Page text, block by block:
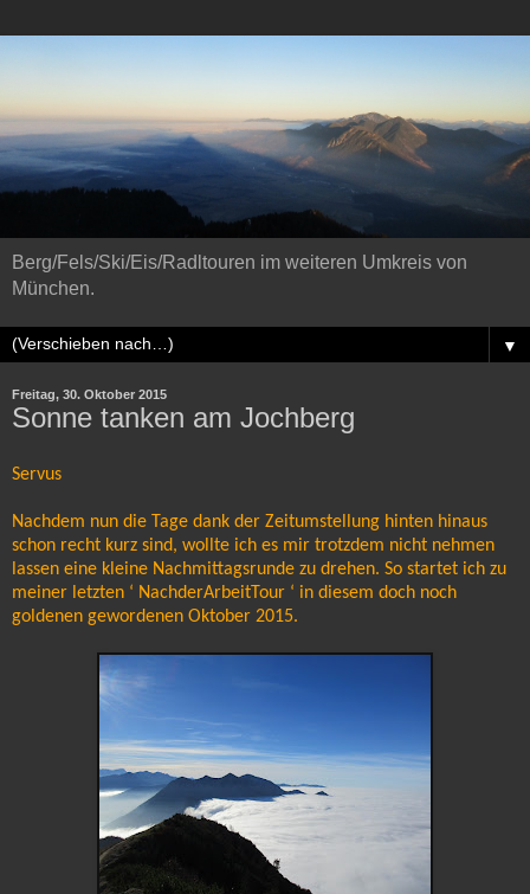
Berg/Fels/Ski/Eis/Radltouren im weiteren Umkreis von
München.
▼
Freitag, 30. Oktober 2015
Sonne tanken am Jochberg
Servus
Nachdem nun die Tage dank der Zeitumstellung hinten hinaus
schon recht kurz sind, wollte ich es mir trotzdem nicht nehmen
lassen eine kleine Nachmittagsrunde zu drehen. So startet ich zu
meiner letzten ‘ NachderArbeitTour ‘ in diesem doch noch
goldenen gewordenen Oktober 2015.